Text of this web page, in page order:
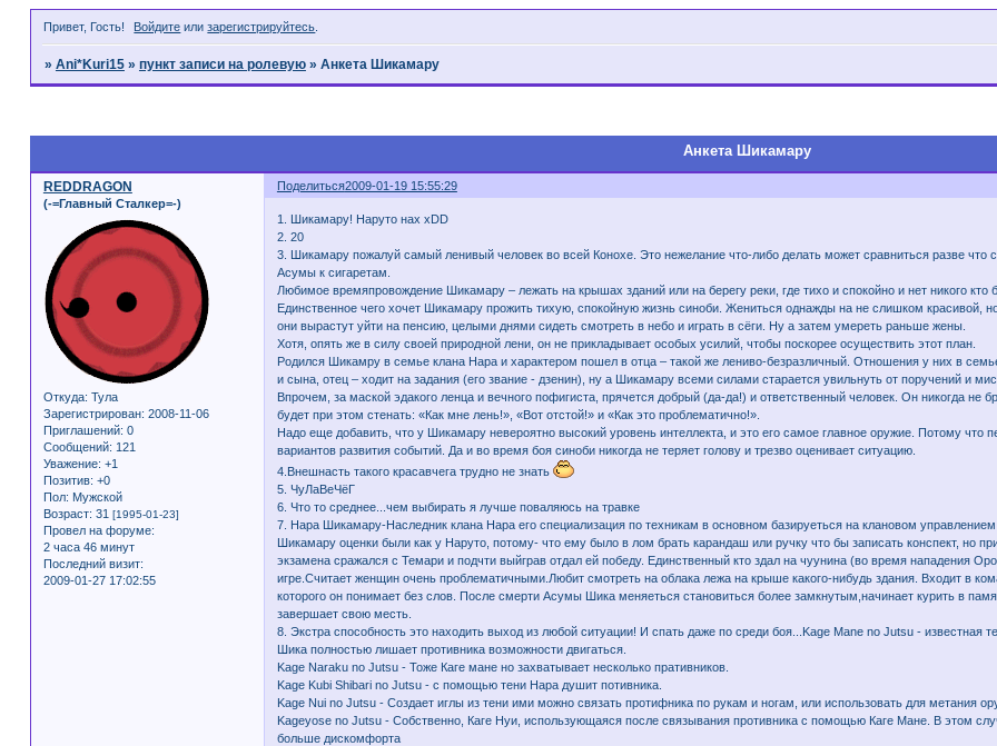
Привет, Гость! Войдите илизарегистрируйтесь
» Ani*Kuri15 » пункт записи на ролевую » Анкета Шикамару
Анкета Шикамару
Поделиться2009-01-19 15:55:29
REDDRAGON
(-=Главный Сталкер=-)
Откуда: Тула
Зарегистрирован: 2008-11-06
Приглашений: 0
Сообщений: 121
Уважение: +1
Позитив: +0
Пол: Мужской
Возраст: 31 [1995-01-23]
Провел на форуме:
2 часа 46 минут
Последний визит:
2009-01-27 17:02:55
1. Шикамару! Наруто нах xDD
2. 20
3. Шикамару пожалуй самый ленивый человек во всей Конохе. Это нежелание что-либо делать может сравниться разве
Асумы к сигаретам.
Любимое времяпровождение Шикамару – лежать на крышах зданий или на берегу реки, где тихо и спокойно и нет никого
Единственное чего хочет Шикамару прожить тихую, спокойную жизнь синоби. Жениться однажды на не слишком красивой,
они вырастут уйти на пенсию, целыми днями сидеть смотреть в небо и играть в сёги. Ну а затем умереть раньше жены.
Хотя, опять же в силу своей природной лени, он не прикладывает особых усилий, чтобы поскорее осуществить этот план.
Родился Шикамру в семье клана Нара и характером пошел в отца – такой же лениво-безразличный. Отношения у них в
и сына, отец – ходит на задания (его звание - дзенин), ну а Шикамару всеми силами старается увильнуть от поручений и
Впрочем, за маской эдакого ленца и вечного пофигиста, прячется добрый (да-да!) и ответственный человек. Он никогда не
будет при этом стенать: «Как мне лень!», «Вот отстой!» и «Как это проблематично!».
Надо еще добавить, что у Шикамару невероятно высокий уровень интеллекта, и это его самое главное оружие. Потому что
вариантов развития событий. Да и во время боя синоби никогда не теряет голову и трезво оценивает ситуацию.
4.Внешнасть такого красавчега трудно не знать
5. ЧуЛаВеЧёГ
6. Что то среднее...чем выбирать я лучше поваляюсь на травке
7. Нара Шикамару-Наследник клана Нара его специализация по техникам в основном базируеться на клановом
Шикамару оценки были как у Наруто, потому- что ему было в лом брать карандаш или ручку что бы записать конспект, но
экзамена сражался с Темари и подчти выйграв отдал ей победу. Единственный кто здал на чуунина (во время нападения
игре.Считает женщин очень проблематичными.Любит смотреть на облака лежа на крыше какого-нибудь здания. Входит в
которого он понимает без слов. После смерти Асумы Шика меняеться становиться более замкнутым,начинает курить в
завершает свою месть.
8. Экстра способность это находить выход из любой ситуации! И спать даже по среди боя...Kage Mane no Jutsu - известная
Шика полностью лишает противника возможности двигаться.
Kage Naraku no Jutsu - Тоже Каге мане но захватывает несколько пративников.
Kage Kubi Shibari no Jutsu - с помощью тени Нара душит потивника.
Kage Nui no Jutsu - Создает иглы из тени ими можно связать протифника по рукам и ногам, или использовать для метания
Kageyose no Jutsu - Собственно, Каге Нуи, использующаяся после связывания противника с помощью Каге Мане. В этом
больше дискомфорта